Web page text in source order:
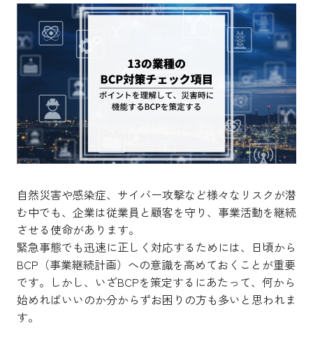
自然災害や感染症、サイバー攻撃など様々なリスクが潜
む中でも、企業は従業員と顧客を守り、事業活動を継続
させる使命があります。
緊急事態でも迅速に正しく対応するためには、日頃から
BCP（事業継続計画）への意識を高めておくことが重要
です。しかし、いざBCPを策定するにあたって、何から
始めればいいのか分からずお困りの方も多いと思われま
す。